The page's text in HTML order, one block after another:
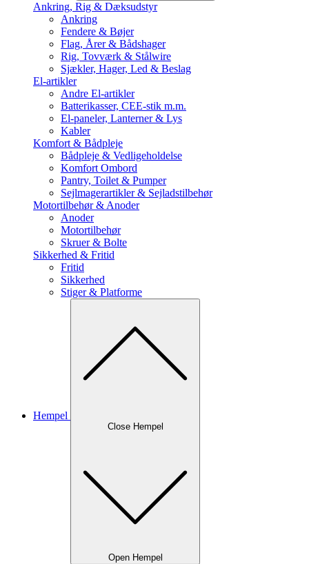
Ankring, Rig & Dæksudstyr
Ankring
Fendere & Bøjer
Flag, Årer & Bådshager
Rig, Tovværk & Stålwire
Sjækler, Hager, Led & Beslag
El-artikler
Andre El-artikler
Batterikasser, CEE-stik m.m.
El-paneler, Lanterner & Lys
Kabler
Komfort & Bådpleje
Bådpleje & Vedligeholdelse
Komfort Ombord
Pantry, Toilet & Pumper
Sejlmagerartikler & Sejladstilbehør
Motortilbehør & Anoder
Anoder
Motortilbehør
Skruer & Bolte
Sikkerhed & Fritid
Fritid
Sikkerhed
Stiger & Platforme
Hempel
Close Hempel
Open Hempel